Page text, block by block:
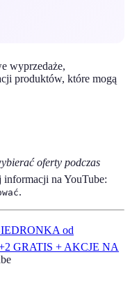
wyprzedaże,
produktów, które mogą
oferty podczas
informacji na YouTube:
.
od
GRATIS + AKCJE NA